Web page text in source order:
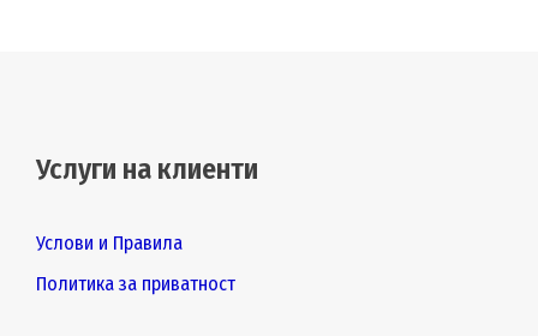
Услуги на клиенти
Услови и Правила
Политика за приватност